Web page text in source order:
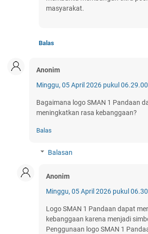
masyarakat.
Balas
Anonim
Minggu, 05 April 2026 pukul
Bagaimana logo SMAN 1 Pandaan
meningkatkan rasa kebanggaan?
Balas
Balasan
Anonim
Minggu, 05 April 2026 pukul
Logo SMAN 1 Pandaan dapat
kebanggaan karena menjadi
Penggunaan logo SMAN 1